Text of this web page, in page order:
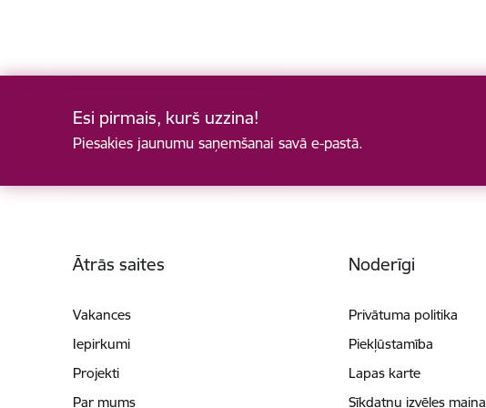
Esi pirmais, kurš uzzina!
Piesakies jaunumu saņemšanai savā e-pastā.
Ātrās saites
Vakances
Iepirkumi
Projekti
Par mums
Noderīgi
Privātuma politika
Piekļūstamība
Lapas karte
Sīkdatņu izvēles maiņa